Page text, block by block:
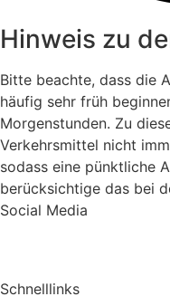
Hinweis zu
Bitte beachte, dass die
häufig sehr früh
Morgenstunden. Zu
Verkehrsmittel nicht
sodass eine pünktliche
berücksichtige das bei
Social Media
Schnelllinks